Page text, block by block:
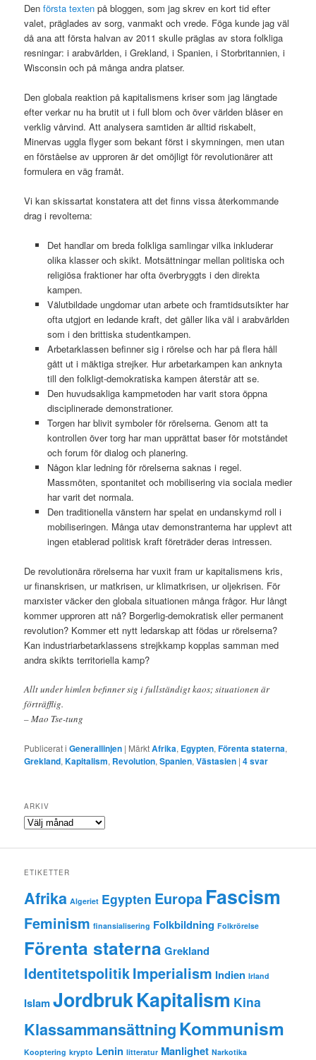
Denförsta texten på bloggen, som jag skrev en kort tid efter
valet, präglades av sorg, vanmakt och vrede. Föga kunde jag väl
då ana att första halvan av 2011 skulle präglas av stora folkliga
resningar: i arabvärlden, i Grekland, i Spanien, i Storbritannien, i
Wisconsin och på många andra platser.
Den globala reaktion på kapitalismens kriser som jag längtade
efter verkar nu ha brutit ut i full blom och över världen blåser en
verklig vårvind. Att analysera samtiden är alltid riskabelt,
Minervas uggla flyger som bekant först i skymningen, men utan
en förståelse av upproren är det omöjligt för revolutionärer att
formulera en väg framåt.
Vi kan skissartat konstatera att det finns vissa återkommande
drag i revolterna:
Det handlar om breda folkliga samlingar vilka inkluderar
olika klasser och skikt. Motsättningar mellan politiska och
religiösa fraktioner har ofta överbryggts i den direkta
kampen.
Välutbildade ungdomar utan arbete och framtidsutsikter har
ofta utgjort en ledande kraft, det gäller lika väl i arabvärlden
som i den brittiska studentkampen.
Arbetarklassen befinner sig i rörelse och har på flera håll
gått ut i mäktiga strejker. Hur arbetarkampen kan anknyta
till den folkligt-demokratiska kampen återstår att se.
Den huvudsakliga kampmetoden har varit stora öppna
disciplinerade demonstrationer.
Torgen har blivit symboler för rörelserna. Genom att ta
kontrollen över torg har man upprättat baser för motståndet
och forum för dialog och planering.
Någon klar ledning för rörelserna saknas i regel.
Massmöten, spontanitet och mobilisering via sociala medier
har varit det normala.
Den traditionella vänstern har spelat en undanskymd roll i
mobiliseringen. Många utav demonstranterna har upplevt att
ingen etablerad politisk kraft företräder deras intressen.
De revolutionära rörelserna har vuxit fram ur kapitalismens kris,
ur finanskrisen, ur matkrisen, ur klimatkrisen, ur oljekrisen. För
marxister väcker den globala situationen många frågor. Hur långt
kommer upproren att nå? Borgerlig-demokratisk eller permanent
revolution? Kommer ett nytt ledarskap att födas ur rörelserna?
Kan industriarbetarklassens strejkkamp kopplas samman med
andra skikts territoriella kamp?
Allt under himlen befinner sig i fullständigt kaos; situationen är
förträfflig.
– Mao Tse-tung
Publicerat i Generallinjen | MärktAfrika, Egypten,Förenta staterna,
Grekland,Kapitalism, Revolution,Spanien,Västasien |4svar
ARKIV
Arkiv
ETIKETTER
Afrika Algeriet Egypten Europa Fascism
Feminism finansialisering Folkbildning Folkrörelse
Förenta staterna Grekland
IdentitetspolitikImperialism Indien Irland
IslamJordbrukKapitalism Kina
KlassammansättningKommunism
Kooptering krypto Lenin litteratur Manlighet Narkotika